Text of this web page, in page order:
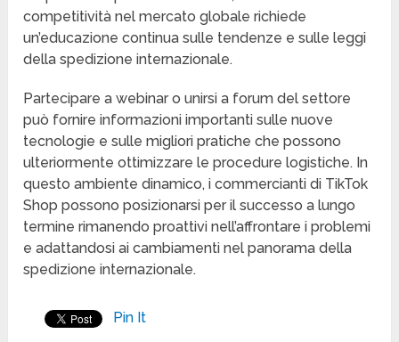
competitività nel mercato globale richiede
un’educazione continua sulle tendenze e sulle leggi
della spedizione internazionale.
Partecipare a webinar o unirsi a forum del settore
può fornire informazioni importanti sulle nuove
tecnologie e sulle migliori pratiche che possono
ulteriormente ottimizzare le procedure logistiche. In
questo ambiente dinamico, i commercianti di TikTok
Shop possono posizionarsi per il successo a lungo
termine rimanendo proattivi nell’affrontare i problemi
e adattandosi ai cambiamenti nel panorama della
spedizione internazionale.
Pin It